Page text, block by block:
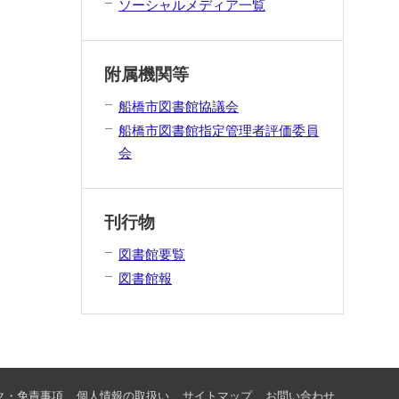
ソーシャルメディア一覧
附属機関等
船橋市図書館協議会
船橋市図書館指定管理者評価委員
会
刊行物
図書館要覧
図書館報
・免責事項 個人情報の取扱い サイトマップ お問い合わせ